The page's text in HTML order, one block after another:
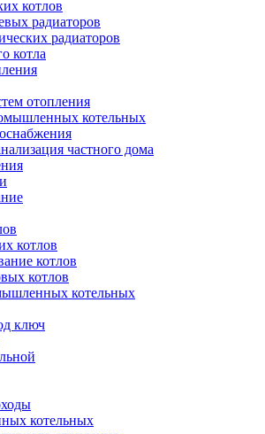
котлов
радиаторов
радиаторов
котла
отопления
котельных
частного дома
котлов
котлов
котлов
котельных
ключ
котельных